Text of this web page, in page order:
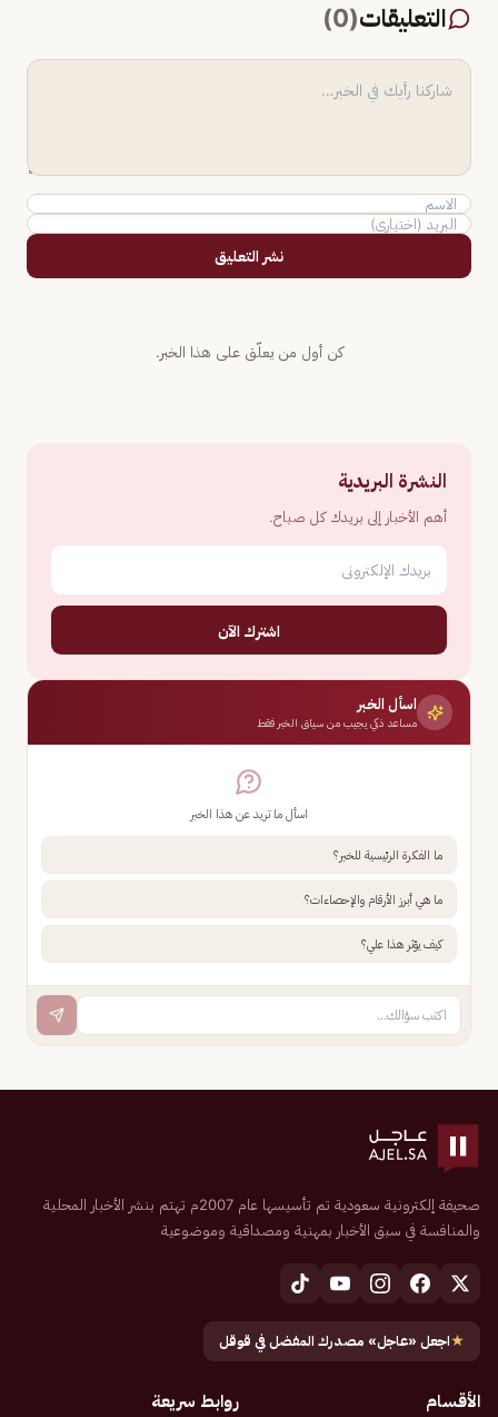
التعليقات(
0
)
نشر التعليق
كن أول من يعلّق على هذا الخبر.
النشرة البريدية
أهم الأخبار إلى بريدك كل صباح.
اشترك الآن
اسأل الخبر
مساعد ذكي يجيب من سياق الخبر فقط
اسأل ما تريد عن هذا الخبر
ما الفكرة الرئيسية للخبر؟
ما هي أبرز الأرقام والإحصاءات؟
كيف يؤثر هذا علي؟
صحيفة إلكترونية سعودية تم تأسيسها عام 2007م تهتم بنشر الأخبار المحلية
والمنافسة في سبق الأخبار بمهنية ومصداقية وموضوعية
★اجعل «عاجل» مصدرك المفضل في قوقل
الأقسام روابط سريعة